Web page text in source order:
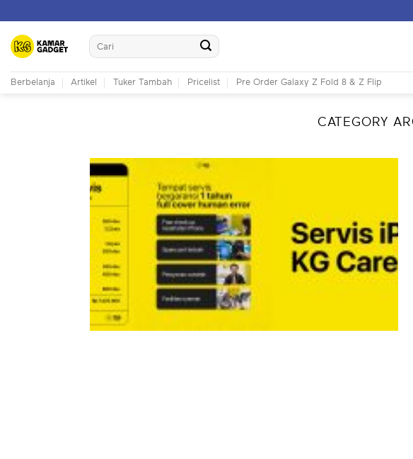
content
Search
for:
Berbelanja Artikel Tuker Tambah Pricelist Pre Order Galaxy Z Fold 8 & Z Flip
CATEGORY